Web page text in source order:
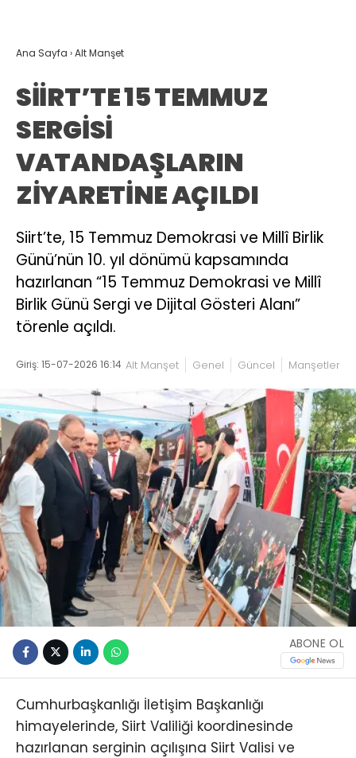
Ana Sayfa ›Alt Manşet
SİİRT’TE 15 TEMMUZ
SERGİSİ
VATANDAŞLARIN
ZİYARETİNE AÇILDI
Siirt’te, 15 Temmuz Demokrasi ve Millî Birlik
Günü’nün 10. yıl dönümü kapsamında
hazırlanan “15 Temmuz Demokrasi ve Millî
Birlik Günü Sergi ve Dijital Gösteri Alanı”
törenle açıldı.
Giriş: 15-07-2026 16:14 Alt Manşet Genel Güncel Manşetler
ABONE OL
Cumhurbaşkanlığı İletişim Başkanlığı
himayelerinde, Siirt Valiliği koordinesinde
hazırlanan serginin açılışına Siirt Valisi ve